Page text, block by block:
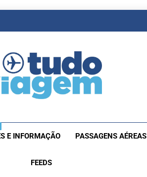
E INFORMAÇÃO PASSAGENS AÉREAS
FEEDS